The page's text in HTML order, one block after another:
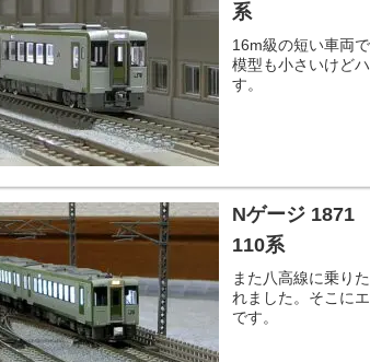
系
16m級の短い車両
模型も小さいけど
す。
Nゲージ 1871
110系
また八高線に乗り
れました。そこに
です。